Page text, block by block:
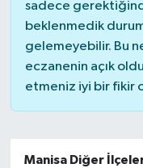
sadece
beklenmedik
gelemeyebilir. Bu
eczanenin açık
etmeniz iyi bir fikir
Manisa Diğer